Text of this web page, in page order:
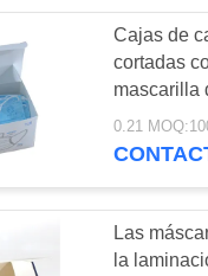
médica
Cajas de
cortadas
mascarilla
impresión
0.21
Las
la